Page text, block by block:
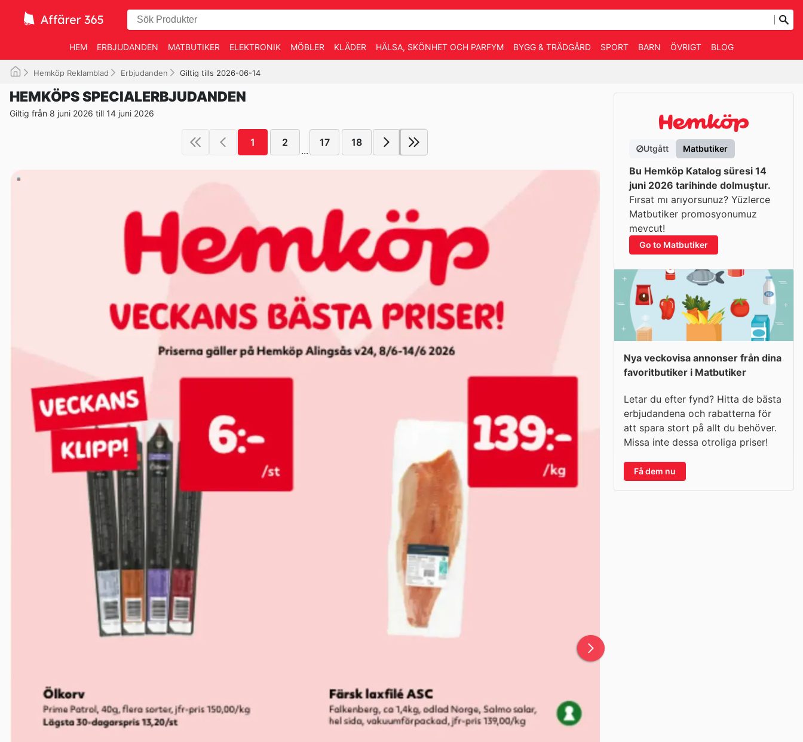
HEM ERBJUDANDEN MATBUTIKER ELEKTRONIK MÖBLER KLÄDER HÄLSA, SKÖNHET OCH PARFYM BYGG & TRÄDGÅRD SPORT BARN ÖVRIGT BLOG
Hemköp Reklamblad Erbjudanden Giltig tills 2026-06-14
HEMKÖPS SPECIALERBJUDANDEN
Giltig från 8 juni 2026 till 14 juni 2026
1 2
...
17 18
Utgått Matbutiker
Bu Hemköp Katalog süresi 14
juni 2026 tarihinde dolmuştur.
Fırsat mı arıyorsunuz? Yüzlerce
Matbutiker promosyonumuz
mevcut!
Go to Matbutiker
Nya veckovisa annonser från dina
favoritbutiker i Matbutiker
Letar du efter fynd? Hitta de bästa
erbjudandena och rabatterna för
att spara stort på allt du behöver.
Missa inte dessa otroliga priser!
Få dem nu